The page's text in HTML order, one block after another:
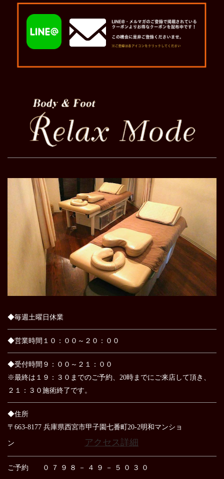
◆毎週土曜日休業
◆営業時間１０：００～２０：００
◆受付時間９：００～２１：００
※最終は１９：３０までのご予約、20時までにご来店して頂き、
２１：３０施術終了です。
◆住所
〒663-8177 兵庫県西宮市甲子園七番町20-2明和マンショ
ン アクセス詳細
ご予約 ０ ７ ９ ８ － ４ ９ － ５ ０ ３ ０